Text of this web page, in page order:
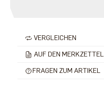
VERGLEICHEN
AUF DEN MERKZETTEL
FRAGEN ZUM ARTIKEL